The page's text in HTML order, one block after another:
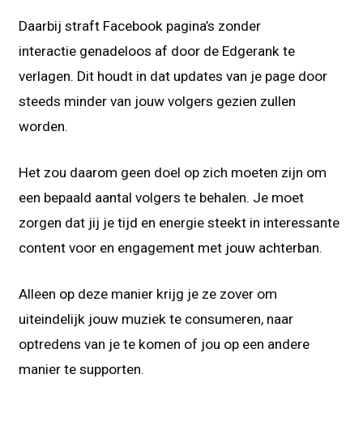
Daarbij straft Facebook pagina’s zonder
interactie genadeloos af door de Edgerank te
verlagen. Dit houdt in dat updates van je page door
steeds minder van jouw volgers gezien zullen
worden.
Het zou daarom geen doel op zich moeten zijn om
een bepaald aantal volgers te behalen. Je moet
zorgen dat jij je tijd en energie steekt in interessante
content voor en engagement met jouw achterban.
Alleen op deze manier krijg je ze zover om
uiteindelijk jouw muziek te consumeren, naar
optredens van je te komen of jou op een andere
manier te supporten.